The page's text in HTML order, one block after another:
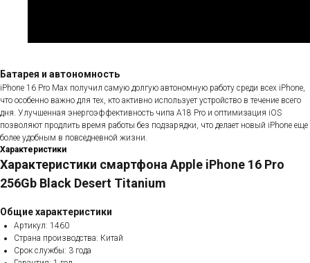
Батарея и автономность
iPhone 16 Pro Max получил самую долгую автономную работу среди всех iPhone,
что особенно важно для тех, кто активно использует устройство в течение всего
дня. Улучшенная энергоэффективность чипа A18 Pro и оптимизация iOS
позволяют продлить время работы без подзарядки, что делает новый iPhone еще
более удобным в повседневной жизни.
Характеристики
Характеристики смартфона Apple iPhone 16 Pro
256Gb Black Desert Titanium
Общие характеристики
Артикул: 1460
Страна производства: Китай
Срок службы: 3 года